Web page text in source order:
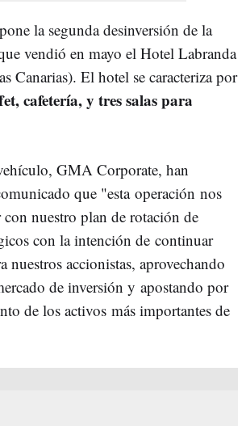
la segunda desinversión de la
vendió en mayo el Hotel Labranda
Canarias). El hotel se caracteriza por
cafetería, y tres salas para
GMA Corporate, han
que "esta operación nos
nuestro plan de rotación de
con la intención de continuar
nuestros accionistas, aprovechando
de inversión y apostando por
de los activos más importantes de